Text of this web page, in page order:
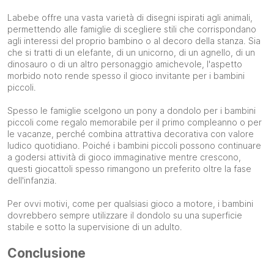
Labebe offre una vasta varietà di disegni ispirati agli animali,
permettendo alle famiglie di scegliere stili che corrispondano
agli interessi del proprio bambino o al decoro della stanza. Sia
che si tratti di un elefante, di un unicorno, di un agnello, di un
dinosauro o di un altro personaggio amichevole, l'aspetto
morbido noto rende spesso il gioco invitante per i bambini
piccoli.
Spesso le famiglie scelgono un pony a dondolo per i bambini
piccoli come regalo memorabile per il primo compleanno o per
le vacanze, perché combina attrattiva decorativa con valore
ludico quotidiano. Poiché i bambini piccoli possono continuare
a godersi attività di gioco immaginative mentre crescono,
questi giocattoli spesso rimangono un preferito oltre la fase
dell'infanzia.
Per ovvi motivi, come per qualsiasi gioco a motore, i bambini
dovrebbero sempre utilizzare il dondolo su una superficie
stabile e sotto la supervisione di un adulto.
Conclusione